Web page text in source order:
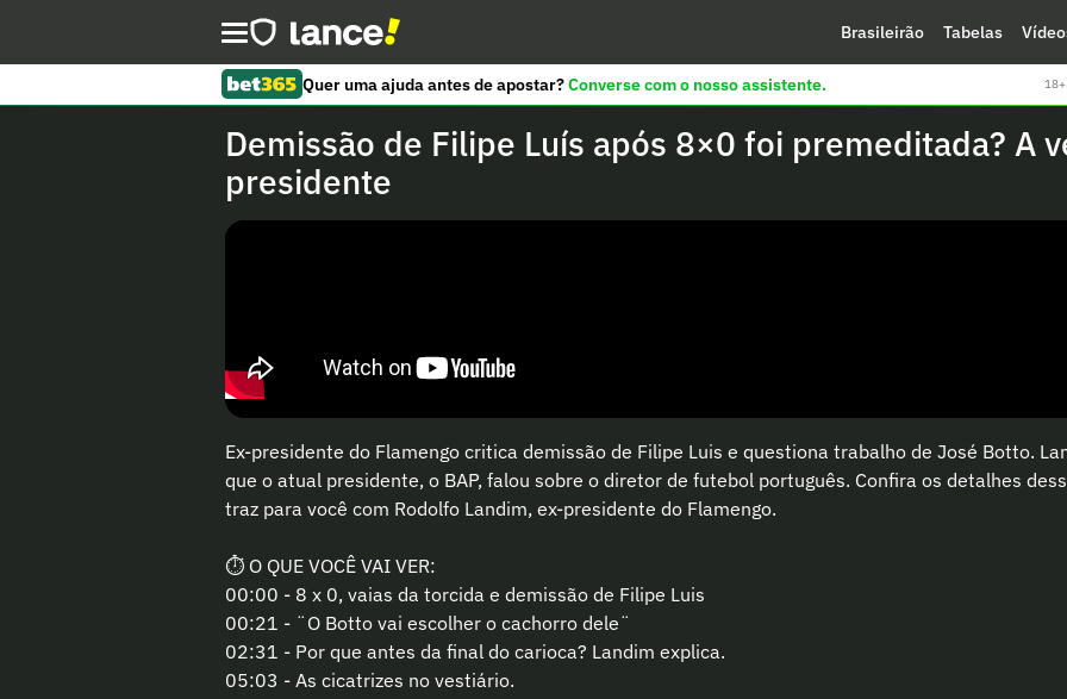
Brasileirão Tabelas
Quer uma ajuda antes de apostar?Converse com o nosso assistente.
Demissão de Filipe Luís após 8×0 foi premeditada? A
presidente
Ex-presidente do Flamengo critica demissão de Filipe Luis e questiona trabalho de José Botto.
que o atual presidente, o BAP, falou sobre o diretor de futebol português. Confira os detalhes
traz para você com Rodolfo Landim, ex-presidente do Flamengo.
⏱️ O QUE VOCÊ VAI VER:
00:00 - 8 x 0, vaias da torcida e demissão de Filipe Luis
00:21 - ¨O Botto vai escolher o cachorro dele¨
02:31 - Por que antes da final do carioca? Landim explica.
05:03 - As cicatrizes no vestiário.